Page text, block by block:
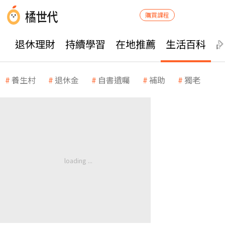
購買課程
退休理財 持續學習 在地推薦 生活百科
養生村 退休金 自書遺囑 補助 獨老